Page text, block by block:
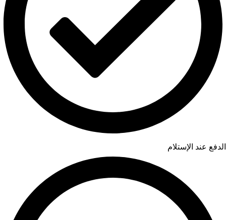
الدفع عند الإستلام